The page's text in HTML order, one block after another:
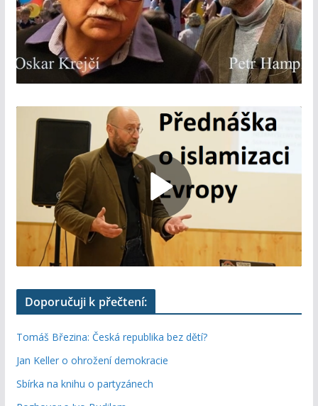
Doporučuji k přečtení:
Tomáš Březina: Česká republika bez dětí?
Jan Keller o ohrožení demokracie
Sbírka na knihu o partyzánech